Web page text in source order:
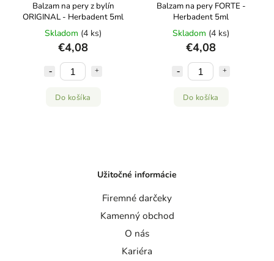
Balzam na pery z bylín
ORIGINAL - Herbadent 5ml
Skladom (4 ks)
€4,08
Do košíka
Balzam na pery FORTE -
Herbadent 5ml
Skladom (4 ks)
€4,08
Do košíka
Užitočné informácie
Firemné darčeky
Kamenný obchod
O nás
Kariéra